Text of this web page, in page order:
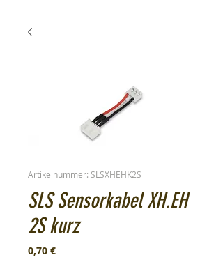
Artikelnummer: SLSXHEHK2S
SLS Sensorkabel XH.EH
2S kurz
0,70 €Preis